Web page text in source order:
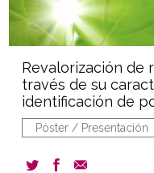
Revalorización de
través de su
identificación de
Póster / Presentación